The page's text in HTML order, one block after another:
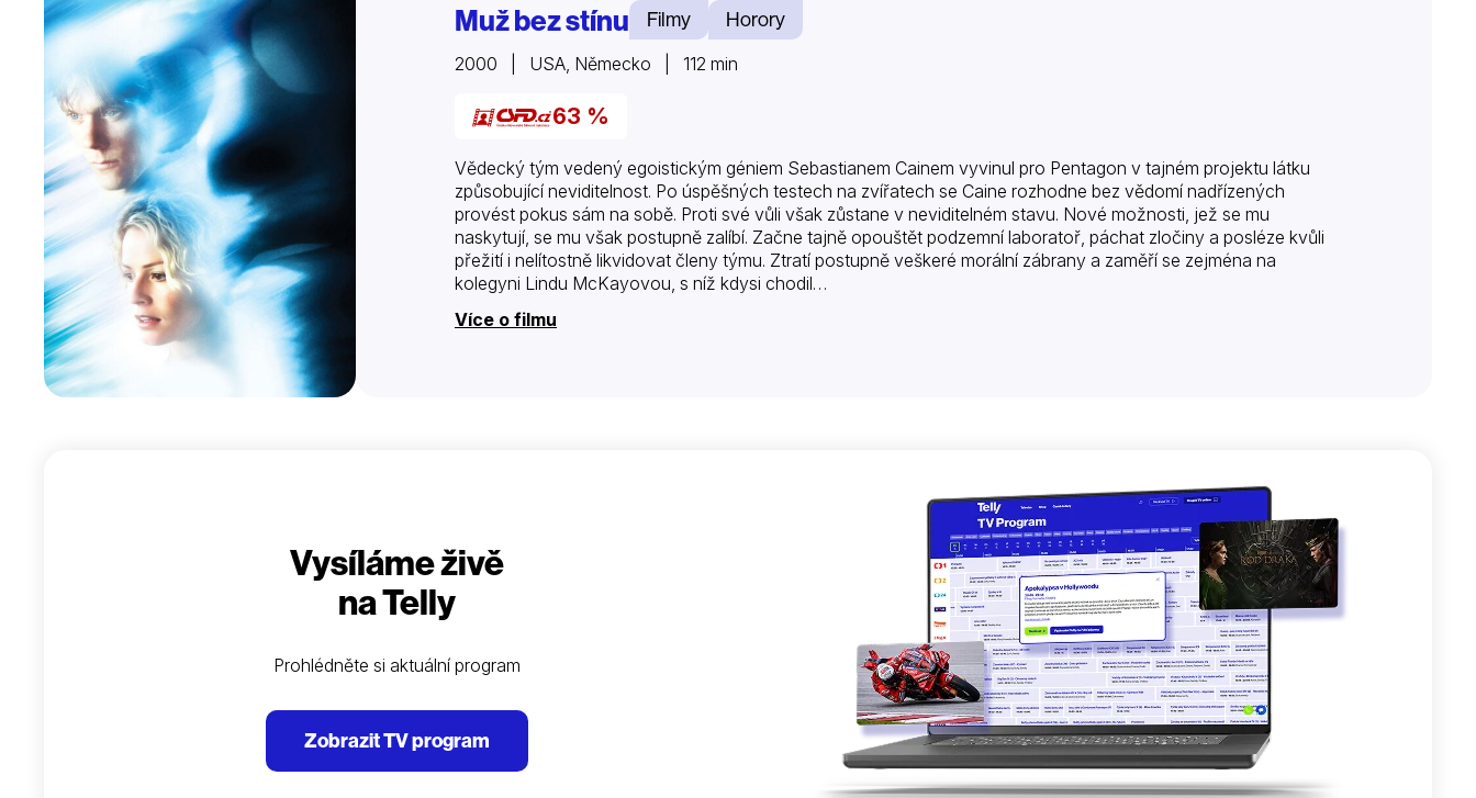
Muž bez stínu Filmy Horory
2000 | USA, Německo | 112 min
63 %
Vědecký tým vedený egoistickým géniem Sebastianem Cainem vyvinul pro Pentagon v tajném projektu látku
způsobující neviditelnost. Po úspěšných testech na zvířatech se Caine rozhodne bez vědomí nadřízených
provést pokus sám na sobě. Proti své vůli však zůstane v neviditelném stavu. Nové možnosti, jež se mu
naskytují, se mu však postupně zalíbí. Začne tajně opouštět podzemní laboratoř, páchat zločiny a posléze kvůli
přežití i nelítostně likvidovat členy týmu. Ztratí postupně veškeré morální zábrany a zaměří se zejména na
kolegyni Lindu McKayovou, s níž kdysi chodil…
Více o filmu
Vysíláme živě
na Telly
Prohlédněte si aktuální program
Zobrazit TV program